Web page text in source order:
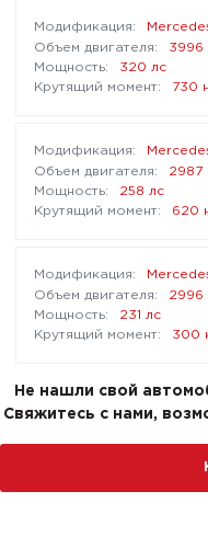
3996
320 лс
730
2987
258 лс
620
2996
231 лс
300
Не нашли свой
Свяжитесь с нами,